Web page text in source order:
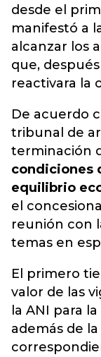
desde el
manifestó a
alcanzar los
que,
reactivara la
De acuerdo
tribunal de
terminación
condiciones
equilibrio
el
reunión con
temas en
El primero
valor de las
la ANI para
además de